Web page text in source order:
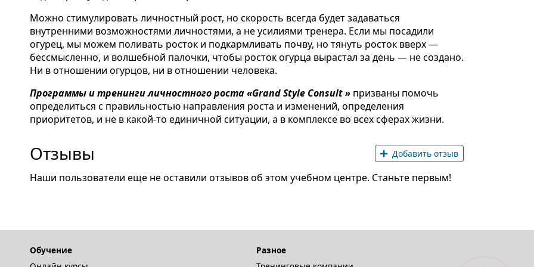
Можно стимулировать личностный рост, но скорость всегда будет задаваться
внутренними возможностями личностями, а не усилиями тренера. Если мы посадили
огурец, мы можем поливать росток и подкармливать почву, но тянуть росток вверх —
бессмысленно, и волшебной палочки, чтобы росток огурца вырастал за день — не создано.
Ни в отношении огурцов, ни в отношении человека.
Программы и тренинги личностного роста «Grand Style Consult » призваны помочь
определиться с правильностью направления роста и изменений, определения
приоритетов, и не в какой-то единичной ситуации, а в комплексе во всех сферах жизни.
Отзывы Добавить отзыв
Наши пользователи еще не оставили отзывов об этом учебном центре. Станьте первым!
Обучение
Разное